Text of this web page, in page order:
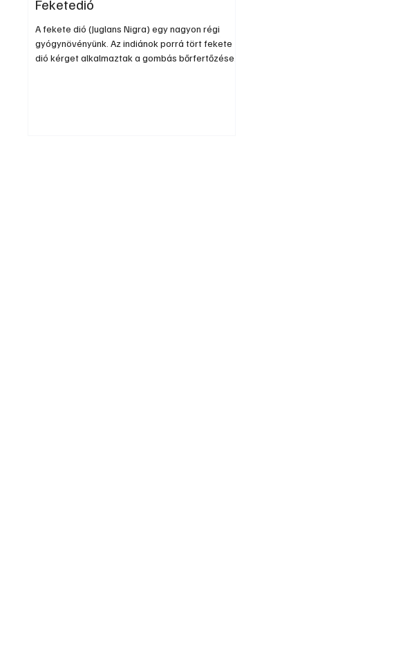
Feketedió
A fekete dió (Juglans Nigra) egy nagyon régi
gyógynövényünk. Az indiánok porrá tört fekete
dió kérget alkalmaztak a gombás bőrfertőzések